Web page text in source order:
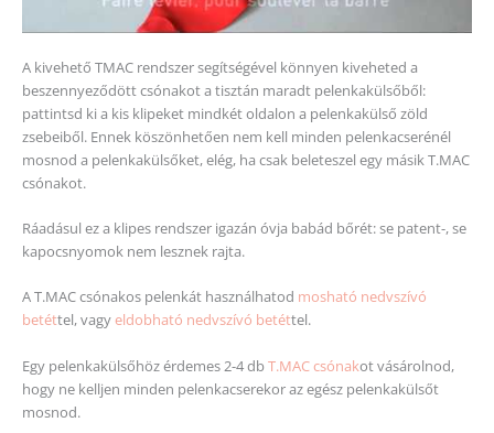
A kivehető TMAC rendszer segítségével könnyen kiveheted a
beszennyeződött csónakot a tisztán maradt pelenkakülsőből:
pattintsd ki a kis klipeket mindkét oldalon a pelenkakülső zöld
zsebeiből. Ennek köszönhetően nem kell minden pelenkacserénél
mosnod a pelenkakülsőket, elég, ha csak beleteszel egy másik T.MAC
csónakot.
Ráadásul ez a klipes rendszer igazán óvja babád bőrét: se patent-, se
kapocsnyomok nem lesznek rajta.
A T.MAC csónakos pelenkát használhatod mosható nedvszívó
betéttel, vagyeldobható nedvszívó betéttel.
Egy pelenkakülsőhöz érdemes 2-4 dbT.MAC csónakot vásárolnod,
hogy ne kelljen minden pelenkacserekor az egész pelenkakülsőt
mosnod.